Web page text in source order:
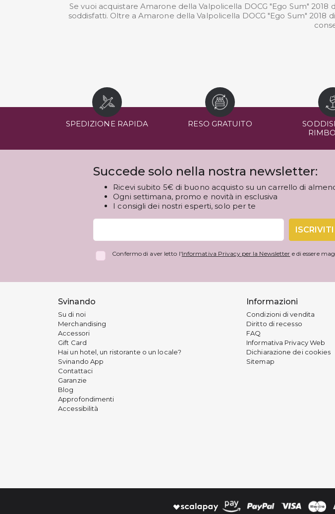
Se vuoi acquistare Amarone della Valpolicella DOCG "Ego Sum"
soddisfatti. Oltre a Amarone della Valpolicella DOCG "Ego Sum"
SPEDIZIONE RAPIDA RESO GRATUITO
Succede solo nella nostra newsletter:
Ricevi subito 5€ di buono acquisto su un carrello di
Ogni settimana, promo e novità in esclusiva
I consigli dei nostri esperti, solo per te
Confermo di aver letto l'Informativa Privacy per la Newsletter e di essere
Svinando
Su di noi
Merchandising
Accessori
Gift Card
Hai un hotel, un ristorante o un locale?
Svinando App
Contattaci
Garanzie
Blog
Approfondimenti
Accessibilità
Informazioni
Condizioni di vendita
Diritto di recesso
FAQ
Informativa Privacy Web
Dichiarazione dei cookies
Sitemap